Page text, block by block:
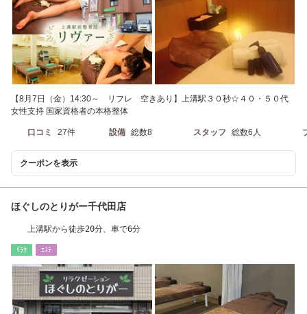
【8月7日（金）14:30～ リフレ 空きあり】上溝駅３０秒☆４０・５０代
女性支持 国家資格者の本格整体
口コミ 27件 設備 総数8 スタッフ 総数6人
クーポンを表示
ほぐしのとりがー千代田店
上溝駅から徒歩20分、車で6分
ﾘﾗｸ ｴｽﾃ